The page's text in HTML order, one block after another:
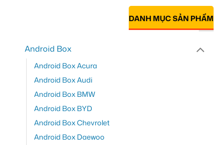
DANH MỤC SẢN PHẨM
Android Box
Android Box Acura
Android Box Audi
Android Box BMW
Android Box BYD
Android Box Chevrolet
Android Box Daewoo